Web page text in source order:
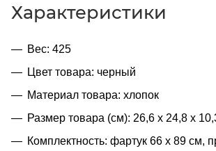
Характеристики
Вес: 425
Цвет товара: черный
Материал товара: хлопок
Размер товара (см): 26,6 х 24,8 х
Комплектность: фартук 66 х 89 см,